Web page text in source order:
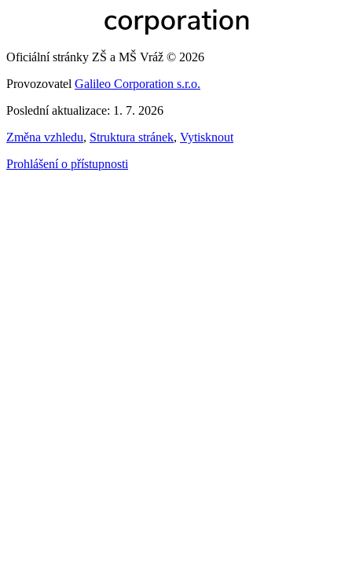
Oficiální stránky ZŠ a MŠ Vráž © 2026
Provozovatel Galileo Corporation s.r.o.
Poslední aktualizace: 1. 7. 2026
Změna vzhledu, Struktura stránek, Vytisknout
Prohlášení o přístupnosti